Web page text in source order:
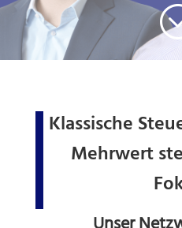
Klassische
Mehrwert